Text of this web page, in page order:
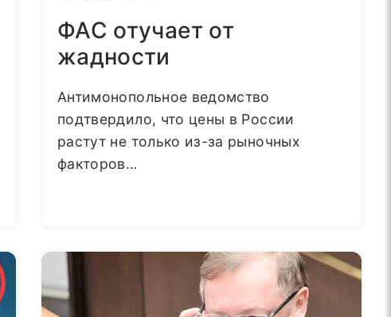
ФАС отучает от
жадности
Антимонопольное ведомство
подтвердило, что цены в России
растут не только из-за рыночных
факторов…